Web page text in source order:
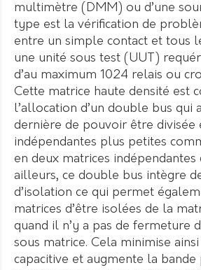
multimètre (DMM) ou d’une
type est la vérification de
entre un simple contact et tous
une unité sous test (UUT)
d’au maximum 1024 relais ou
Cette matrice haute densité est
l’allocation d’un double bus qui
dernière de pouvoir être divisée
indépendantes plus petites
en deux matrices indépendantes
ailleurs, ce double bus intègre
d’isolation ce qui permet
matrices d’être isolées de la
quand il n’y a pas de fermeture
sous matrice. Cela minimise
capacitive et augmente la bande